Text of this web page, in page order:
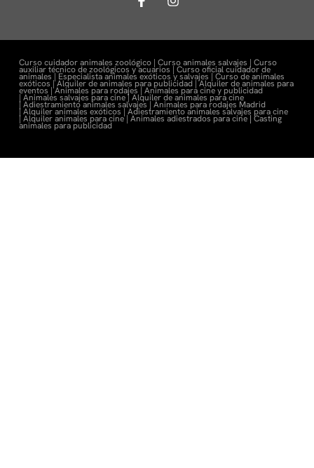
Curso cuidador animales zoológico | Curso animales salvajes | Curso
auxiliar técnico de zoológicos y acuarios | Curso oficial cuidador de
animales | Especialista animales exóticos y salvajes | Curso de animales
exóticos |Alquiler de animales para publicidad |Alquiler de animales para
eventos |Animales para rodajes | Animales para cine y publicidad
| Animales salvajes para cine | Alquiler de animales para cine
| Adiestramiento animales salvajes | Animales para rodajes Madrid
| Alquiler animales exóticos | Adiestramiento animales salvajes para cine
| Alquiler animales para cine | Animales adiestrados para cine| Casting
animales para publicidad